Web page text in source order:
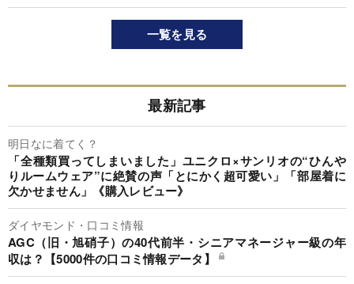
一覧を見る
最新記事
明日なに着てく？
「全種類買ってしまいました」ユニクロ×サンリオの“ひんや
りルームウェア”に絶賛の声「とにかく超可愛い」「部屋着に
欠かせません」《購入レビュー》
ダイヤモンド・口コミ情報
AGC（旧・旭硝子）の40代前半・シニアマネージャー級の年
収は？【5000件の口コミ情報データ】